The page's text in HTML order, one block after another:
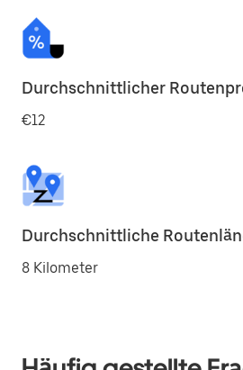
Durchschnittlicher
€12
Durchschnittliche
8 Kilometer